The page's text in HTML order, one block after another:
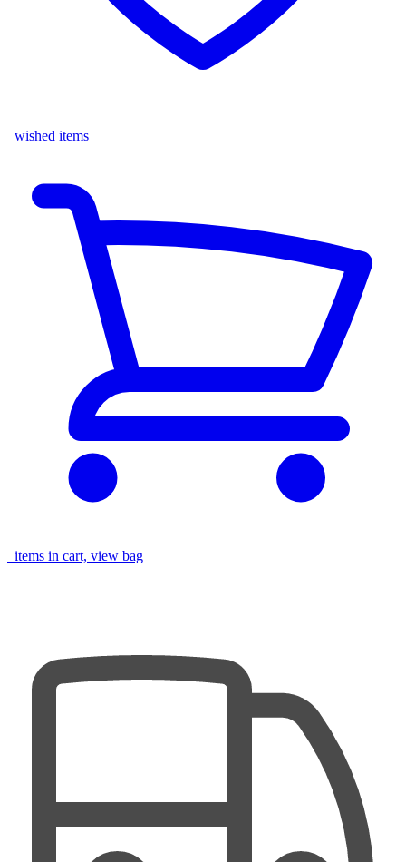
wished items
items in cart, view bag